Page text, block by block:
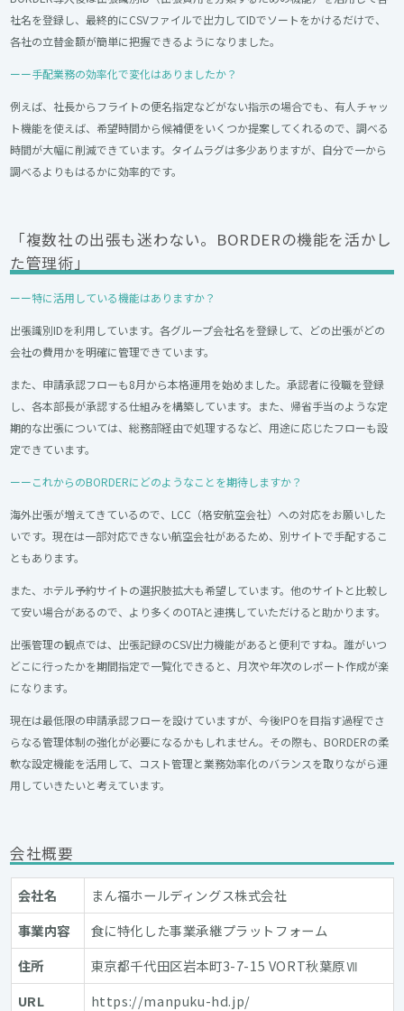
社名を登録し、最終的にCSVファイルで出力してIDでソートをかけるだけで、
各社の立替金額が簡単に把握できるようになりました。
ーー手配業務の効率化で変化はありましたか？
例えば、社長からフライトの便名指定などがない指示の場合でも、有人チャッ
ト機能を使えば、希望時間から候補便をいくつか提案してくれるので、調べる
時間が大幅に削減できています。タイムラグは多少ありますが、自分で一から
調べるよりもはるかに効率的です。
「複数社の出張も迷わない。BORDERの機能を活かし
た管理術」
ーー特に活用している機能はありますか？
出張識別IDを利用しています。各グループ会社名を登録して、どの出張がどの
会社の費用かを明確に管理できています。
また、申請承認フローも8月から本格運用を始めました。承認者に役職を登録
し、各本部長が承認する仕組みを構築しています。また、帰省手当のような定
期的な出張については、総務部経由で処理するなど、用途に応じたフローも設
定できています。
ーーこれからのBORDERにどのようなことを期待しますか？
海外出張が増えてきているので、LCC（格安航空会社）への対応をお願いした
いです。現在は一部対応できない航空会社があるため、別サイトで手配するこ
ともあります。
また、ホテル予約サイトの選択肢拡大も希望しています。他のサイトと比較し
て安い場合があるので、より多くのOTAと連携していただけると助かります。
出張管理の観点では、出張記録のCSV出力機能があると便利ですね。誰がいつ
どこに行ったかを期間指定で一覧化できると、月次や年次のレポート作成が楽
になります。
現在は最低限の申請承認フローを設けていますが、今後IPOを目指す過程でさ
らなる管理体制の強化が必要になるかもしれません。その際も、BORDERの柔
軟な設定機能を活用して、コスト管理と業務効率化のバランスを取りながら運
用していきたいと考えています。
会社概要
会社名
まん福ホールディングス株式会社
事業内容
食に特化した事業承継プラットフォーム
住所
東京都千代田区岩本町3-7-15 VORT秋葉原Ⅶ
URL
https://manpuku-hd.jp/